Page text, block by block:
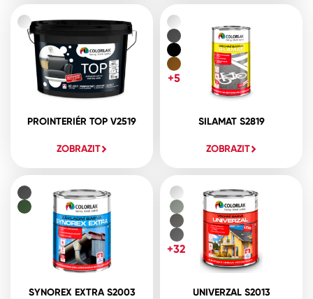
PROINTERIÉR TOP V2519
ZOBRAZIT
SILAMAT S2819
ZOBRAZIT
+5
SYNOREX EXTRA S2003 UNIVERZAL S2013
+32